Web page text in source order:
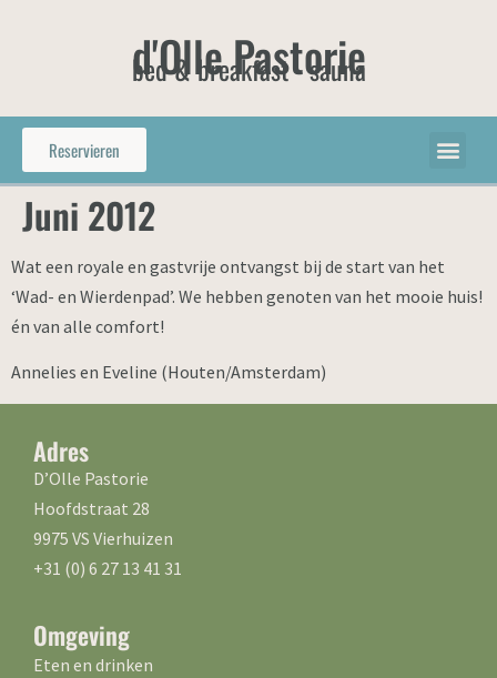
d'Olle Pastorie
bed & breakfast - sauna
Reservieren
Juni 2012
Wat een royale en gastvrije ontvangst bij de start van het
‘Wad- en Wierdenpad’. We hebben genoten van het mooie huis!
én van alle comfort!
Annelies en Eveline (Houten/Amsterdam)
Adres
D’Olle Pastorie
Hoofdstraat 28
9975 VS Vierhuizen
+31 (0) 6 27 13 41 31
Omgeving
Eten en drinken